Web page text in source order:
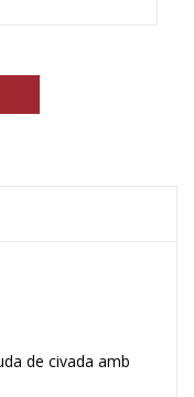
de civada amb